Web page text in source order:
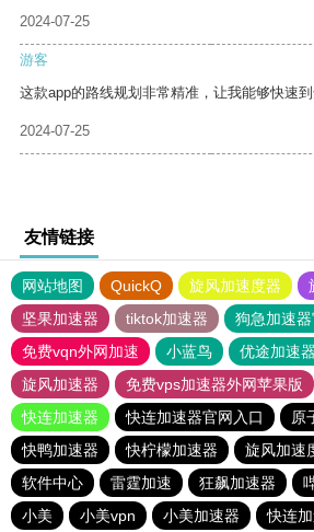
2024-07-25
游客
这款app的路线规划非常精准，让我能够快速到
2024-07-25
友情链接
网站地图 QuickQ 旋风加速度器
坚果加速器
tiktok加速器
狗急加速
免费vqn外网加速
小蓝鸟 优途加速
旋风加速器
免费vps加速器外网苹果版
快连加速器
快连加速器官网入口
原
快鸭加速器
快柠檬加速器 旋风加速
软件中心
雷霆加速 狂飙加速器
小美
小美vpn 小美加速器
快连